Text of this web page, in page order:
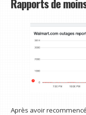
Rapports de
Après avoir